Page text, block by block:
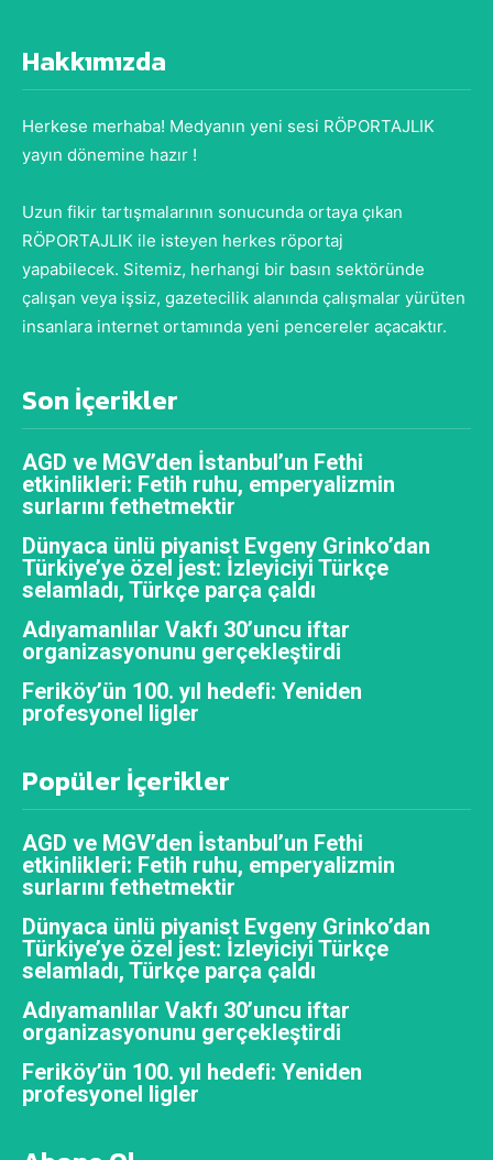
Hakkımızda
Herkese merhaba! Medyanın yeni sesi RÖPORTAJLIK
yayın dönemine hazır !
Uzun fikir tartışmalarının sonucunda ortaya çıkan
RÖPORTAJLIK ile isteyen herkes röportaj
yapabilecek. Sitemiz, herhangi bir basın sektöründe
çalışan veya işsiz, gazetecilik alanında çalışmalar yürüten
insanlara internet ortamında yeni pencereler açacaktır.
Son İçerikler
AGD ve MGV’den İstanbul’un Fethi
etkinlikleri: Fetih ruhu, emperyalizmin
surlarını fethetmektir
Dünyaca ünlü piyanist Evgeny Grinko’dan
Türkiye’ye özel jest: İzleyiciyi Türkçe
selamladı, Türkçe parça çaldı
Adıyamanlılar Vakfı 30’uncu iftar
organizasyonunu gerçekleştirdi
Feriköy’ün 100. yıl hedefi: Yeniden
profesyonel ligler
Popüler İçerikler
AGD ve MGV’den İstanbul’un Fethi
etkinlikleri: Fetih ruhu, emperyalizmin
surlarını fethetmektir
Dünyaca ünlü piyanist Evgeny Grinko’dan
Türkiye’ye özel jest: İzleyiciyi Türkçe
selamladı, Türkçe parça çaldı
Adıyamanlılar Vakfı 30’uncu iftar
organizasyonunu gerçekleştirdi
Feriköy’ün 100. yıl hedefi: Yeniden
profesyonel ligler